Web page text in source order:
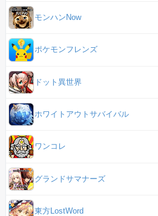
モンハンNow
ポケモンフレンズ
ドット異世界
ホワイトアウトサバイバル
ワンコレ
グランドサマナーズ
東方LostWord